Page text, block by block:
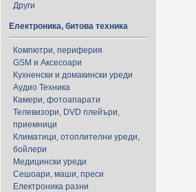
Други
Електроника, битова техника
Компютри, периферия
GSM и Аксесоари
Кухненски и домакински уреди
Аудио Техника
Камери, фотоапарати
Телевизори, DVD плейъри,
приемници
Климатици, отоплителни уреди,
бойлери
Медицински уреди
Сешоари, маши, преси
Електроника разни